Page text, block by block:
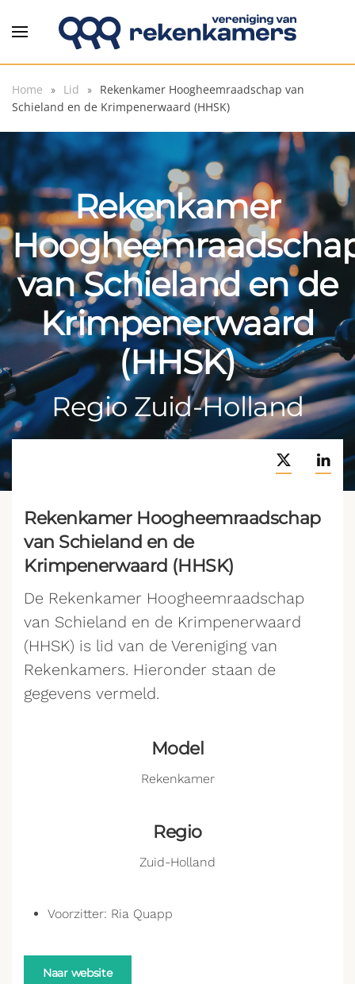
Overslaan en naar de inhoud gaan
Home Lid
Rekenkamer Hoogheemraadschap van
Schieland en de Krimpenerwaard (HHSK)
Rekenkamer
van Schieland en de
Krimpenerwaard
(HHSK)
Regio Zuid-Holland
Rekenkamer Hoogheemraadschap
van Schieland en de
Krimpenerwaard (HHSK)
De Rekenkamer Hoogheemraadschap
van Schieland en de Krimpenerwaard
(HHSK) is lid van de Vereniging van
Rekenkamers. Hieronder staan de
gegevens vermeld.
Model
Rekenkamer
Regio
Zuid-Holland
Voorzitter: Ria Quapp
Naar website